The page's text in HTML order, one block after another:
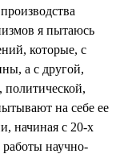
я пытаюсь
которые, с
а с другой,
политической,
на себе ее
начиная с 20-х
научно-